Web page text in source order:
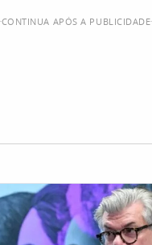
CONTINUA APÓS A PUBLICIDADE